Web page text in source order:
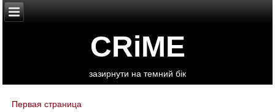
CRiME
зазирнути на темний бік
Первая страница